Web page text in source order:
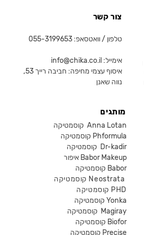
צור קשר
טלפון / וואטסאפ: 055-3199653
אימייל: info@chika.co.il
איסוף עצמי מחיפה: חביבה רייך 53,
נווה שאנן
מותגים
קוסמטיקה Anna Lotan
קוסמטיקה Phformula
קוסמטיקה Dr-kadir
איפור Babor Makeup
קוסמטיקה Babor
קוסמטיקה Neostrata
קוסמטיקה PHD
קוסמטיקה Yonka
Magiray
קוסמטיקה Biofor
קוסמטיקה Precise